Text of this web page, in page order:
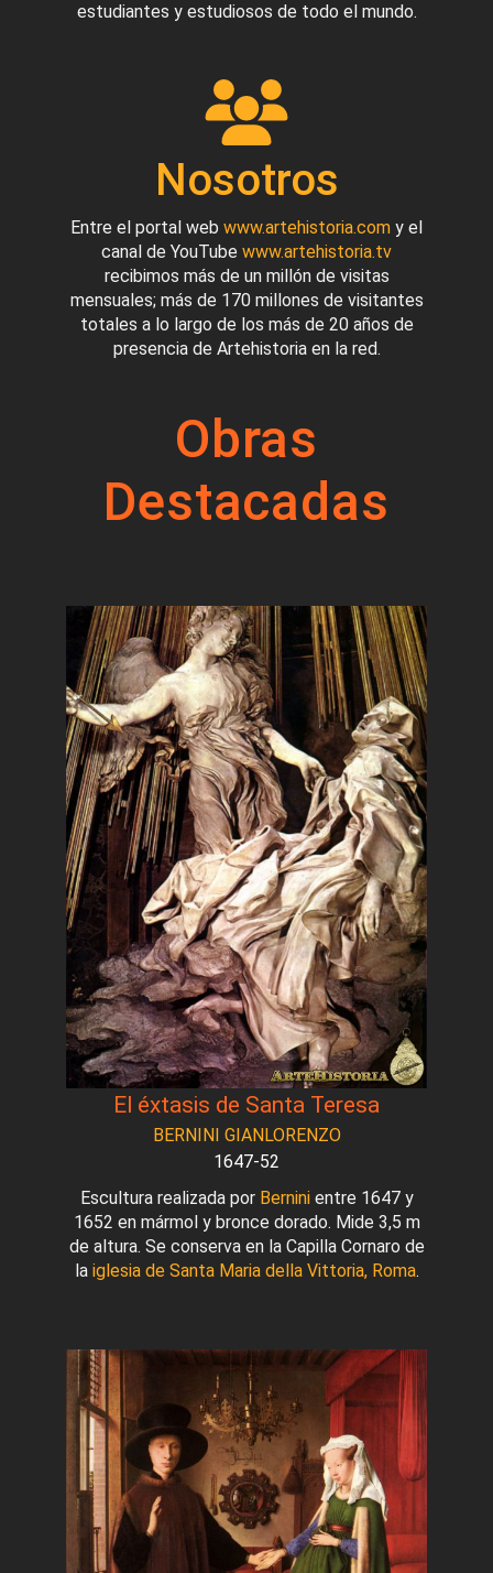
estudiantes y estudiosos de todo el mundo.
Nosotros
Entre el portal web www.artehistoria.com y el
canal de YouTube www.artehistoria.tv
recibimos más de un millón de visitas
mensuales; más de 170 millones de visitantes
totales a lo largo de los más de 20 años de
presencia de Artehistoria en la red.
Obras
Destacadas
El éxtasis de Santa Teresa
BERNINI GIANLORENZO
1647-52
Escultura realizada por Berninientre 1647 y
1652 en mármol y bronce dorado. Mide 3,5 m
de altura. Se conserva en la Capilla Cornaro de
la iglesia de Santa Maria della Vittoria, Roma.